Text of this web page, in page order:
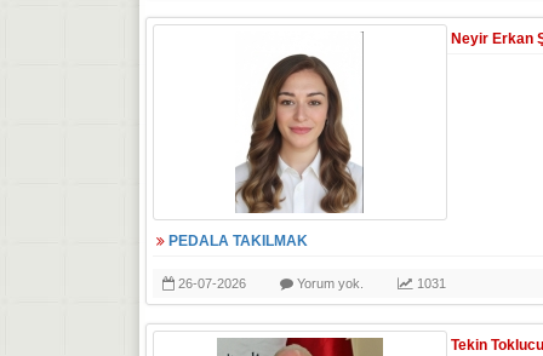
Neyir Erkan
PEDALA TAKILMAK
26-07-2026 Yorum yok. 1031
Tekin